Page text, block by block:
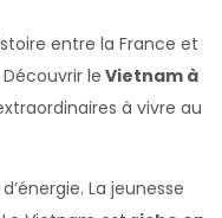
entre la France et
leVietnam à
à vivre au
La jeunesse